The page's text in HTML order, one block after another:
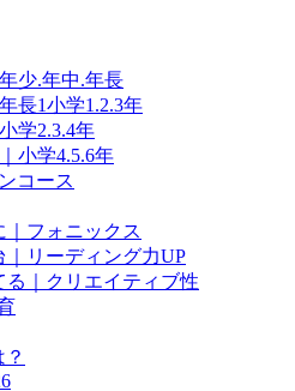
少.年中.年長
長1小学1.2.3年
学2.3.4年
小学4.5.6年
コース
｜フォニックス
｜リーディング力UP
る｜クリエイティブ性